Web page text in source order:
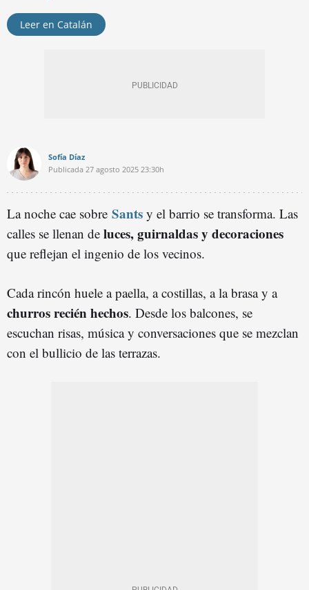
Leer en Catalán
Sofía Díaz
Publicada 27 agosto 2025 23:30h
La noche cae sobre Sants y el barrio se transforma. Las
calles se llenan de luces, guirnaldas y decoraciones
que reflejan el ingenio de los vecinos.
Cada rincón huele a paella, a costillas, a la brasa y a
churros recién hechos. Desde los balcones, se
escuchan risas, música y conversaciones que se mezclan
con el bullicio de las terrazas.